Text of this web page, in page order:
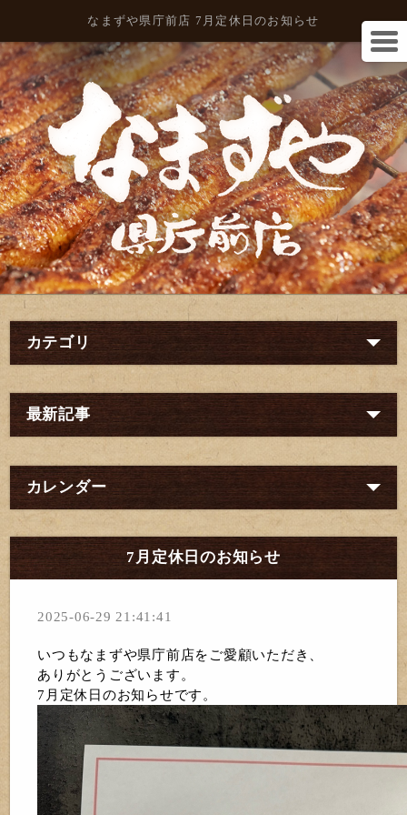
なまずや県庁前店 7月定休日のお知らせ
カテゴリ
最新記事
カレンダー
7月定休日のお知らせ
2025-06-29 21:41:41
いつもなまずや県庁前店をご愛顧いただき、
ありがとうございます。
7月定休日のお知らせです。